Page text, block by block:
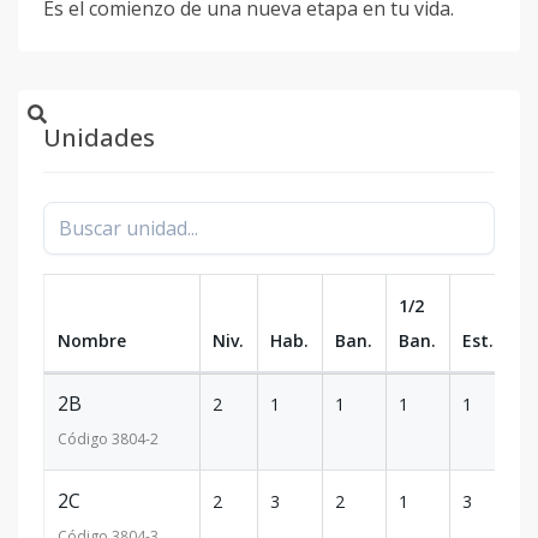
Es el comienzo de una nueva etapa en tu vida.
Unidades
Nombre Niv. Hab. Ban.
1/2
Ban.
Est.
2B
Código 3804-2
2 1 1 1 1
2C 2 3 2 1 3